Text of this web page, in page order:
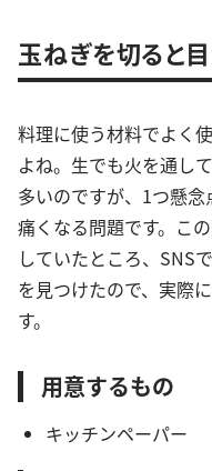
玉ねぎを切ると
料理に使う材料でよく
よね。生でも火を通し
多いのですが、1つ懸
痛くなる問題です。こ
していたところ、SNS
を見つけたので、実際
す。
用意するもの
キッチンペーパー